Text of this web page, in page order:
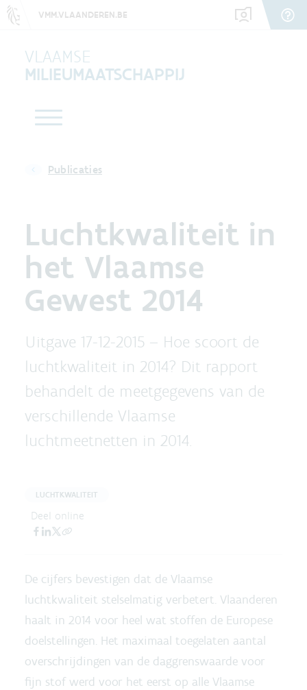
VMM.VLAANDEREN.BE
VLAAMSE
MILIEUMAATSCHAPPIJ
Publicaties
Luchtkwaliteit in
het Vlaamse
Gewest 2014
Uitgave 17-12-2015 – Hoe scoort de
luchtkwaliteit in 2014? Dit rapport
behandelt de meetgegevens van de
verschillende Vlaamse
luchtmeetnetten in 2014.
LUCHTKWALITEIT
Deel online
De cijfers bevestigen dat de Vlaamse
luchtkwaliteit stelselmatig verbetert. Vlaanderen
haalt in 2014 voor heel wat stoffen de Europese
doelstellingen. Het maximaal toegelaten aantal
overschrijdingen van de daggrenswaarde voor
fijn stof werd voor het eerst op alle Vlaamse